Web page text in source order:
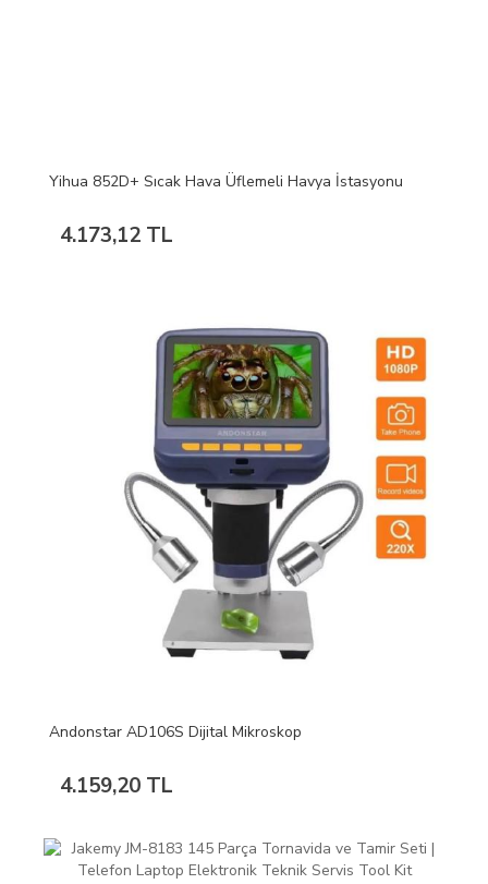
Yihua 852D+ Sıcak Hava Üflemeli Havya İstasyonu
4.173,12 TL
Andonstar AD106S Dijital Mikroskop
4.159,20 TL